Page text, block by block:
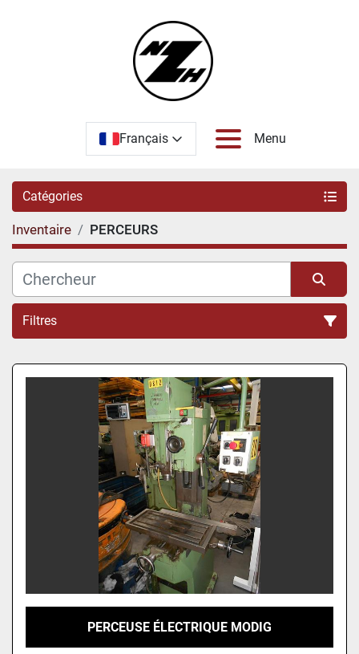
Français Menu
Catégories
Inventaire PERCEURS
Filtres
PERCEUSE ÉLECTRIQUE MODIG